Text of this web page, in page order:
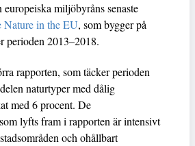
miljöbyråns senaste
Nature in the EU, som bygger på
perioden 2013–2018.
rapporten, som täcker perioden
naturtyper med dålig
med 6 procent. De
lyfts fram i rapporten är intensivt
och ohållbart